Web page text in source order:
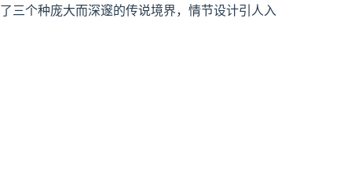
三个种庞大而深邃的传说境界，情节设计引人入